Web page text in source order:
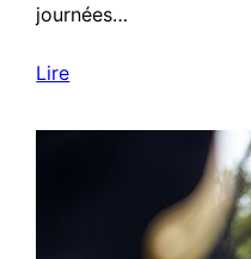
journées…
Lire